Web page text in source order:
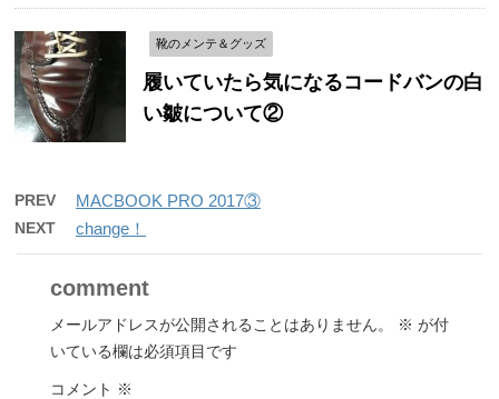
靴のメンテ＆グッズ
履いていたら気になるコードバンの白
い皺について②
PREV MACBOOK PRO 2017③
NEXT change！
comment
メールアドレスが公開されることはありません。 ※ が付
いている欄は必須項目です
コメント ※